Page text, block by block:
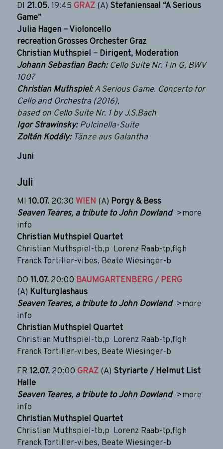
DI 21.05.19:45 GRAZ (A) Stefaniensaal “A Serious
Game”
Julia Hagen – Violoncello
recreation Grosses Orchester Graz
Christian Muthspiel – Dirigent, Moderation
Johann Sebastian Bach:Cello Suite Nr. 1 in G, BWV
1007
Christian Muthspiel:A Serious Game. Concerto for
Cello and Orchestra (2016),
based on Cello Suite Nr. 1 by J.S.Bach
Igor Strawinsky:Pulcinella-Suite
Zoltán Kodály:Tänze aus Galantha
Juni
Juli
MI 10.07. 20:30 WIEN (A) Porgy & Bess
Seaven Teares, a tribute to John Dowland >more
info
Christian Muthspiel Quartet
Christian Muthspiel-tb,p Lorenz Raab-tp,flgh
Franck Tortiller-vibes, Beate Wiesinger-b
DO 11.07. 20:00 BAUMGARTENBERG / PERG
(A) Kulturglashaus
Seaven Teares, a tribute to John Dowland >more
info
Christian Muthspiel Quartet
Christian Muthspiel-tb,p Lorenz Raab-tp,flgh
Franck Tortiller-vibes, Beate Wiesinger-b
FR 12.07. 20:00 GRAZ (A) Styriarte / Helmut List
Halle
Seaven Teares, a tribute to John Dowland >more
info
Christian Muthspiel Quartet
Christian Muthspiel-tb,p Lorenz Raab-tp,flgh
Franck Tortiller-vibes, Beate Wiesinger-b